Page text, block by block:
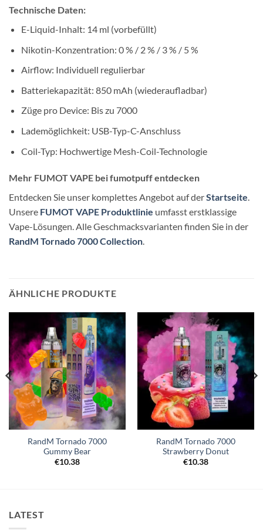
Technische Daten:
E-Liquid-Inhalt: 14 ml (vorbefüllt)
Nikotin-Konzentration: 0 % / 2 % / 3 % / 5 %
Airflow: Individuell regulierbar
Batteriekapazität: 850 mAh (wiederaufladbar)
Züge pro Device: Bis zu 7000
Lademöglichkeit: USB-Typ-C-Anschluss
Coil-Typ: Hochwertige Mesh-Coil-Technologie
Mehr FUMOT VAPE bei fumotpuff entdecken
Entdecken Sie unser komplettes Angebot auf derStartseite.
Unsere FUMOT VAPE Produktlinie umfasst erstklassige
Vape-Lösungen. Alle Geschmacksvarianten finden Sie in der
RandM Tornado 7000 Collection.
ÄHNLICHE PRODUKTE
RandM Tornado 7000
Gummy Bear
€10.38
RandM Tornado 7000
Strawberry Donut
€10.38
LATEST